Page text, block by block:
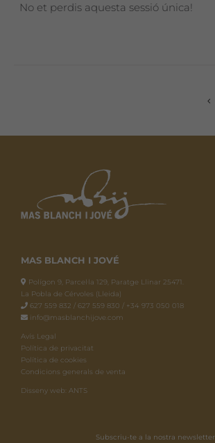
No et perdis aquesta sessió única!
MAS BLANCH I JOVÉ
Polígon 9, Parcel·la 129, Paratge Llinar 25471.
La Pobla de Cérvoles (Lleida)
627 559 832 / 627 559 830 / +34 973 050 018
info@masblanchijove.com
Avís Legal
Política de privacitat
Política de cookies
Condicions generals de venta
Disseny web: ANTS
Subscriu-te a la nostra newsletter